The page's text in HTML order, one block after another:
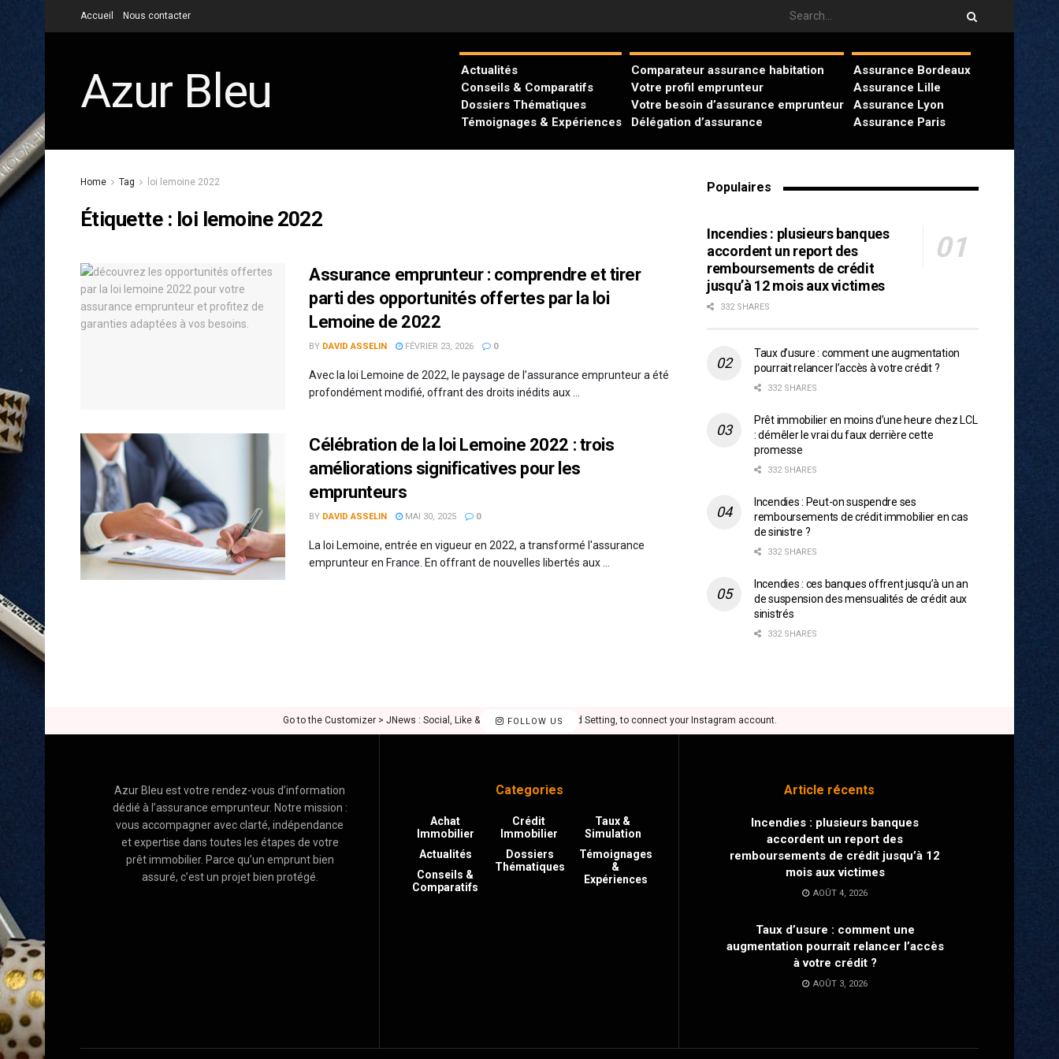
Accueil Nous contacter
Azur Bleu
Actualités
Conseils & Comparatifs
Dossiers Thématiques
Témoignages & Expériences
Comparateur assurance habitation
Votre profil emprunteur
Votre besoin d’assurance emprunteur
Délégation d’assurance
Assurance Bordeaux
Assurance Lille
Assurance Lyon
Assurance Paris
Home Tag loi lemoine 2022
Étiquette : loi lemoine 2022
Assurance emprunteur : comprendre et tirer
parti des opportunités offertes par la loi
Lemoine de 2022
BY DAVID ASSELIN FÉVRIER 23, 2026 0
Avec la loi Lemoine de 2022, le paysage de l’assurance emprunteur a été
profondément modifié, offrant des droits inédits aux ...
Célébration de la loi Lemoine 2022 : trois
améliorations significatives pour les
emprunteurs
BY DAVID ASSELIN MAI 30, 2025 0
La loi Lemoine, entrée en vigueur en 2022, a transformé l'assurance
emprunteur en France. En offrant de nouvelles libertés aux ...
Populaires
Incendies : plusieurs banques
accordent un report des
remboursements de crédit
jusqu’à 12 mois aux victimes
332 SHARES
Taux d’usure : comment une augmentation
pourrait relancer l’accès à votre crédit ?
332 SHARES
Prêt immobilier en moins d’une heure chez LCL
: démêler le vrai du faux derrière cette
promesse
332 SHARES
Incendies : Peut-on suspendre ses
remboursements de crédit immobilier en cas
de sinistre ?
332 SHARES
Incendies : ces banques offrent jusqu’à un an
de suspension des mensualités de crédit aux
sinistrés
332 SHARES
FOLLOW US
Go to the Customizer > JNews : Social, Like & View > Instagram Feed Setting, to connect your Instagram account.
Azur Bleu est votre rendez-vous d’information
dédié à l’assurance emprunteur. Notre mission :
vous accompagner avec clarté, indépendance
et expertise dans toutes les étapes de votre
prêt immobilier. Parce qu’un emprunt bien
assuré, c’est un projet bien protégé.
Categories
Achat
Immobilier
Actualités
Conseils &
Comparatifs
Crédit
Immobilier
Dossiers
Thématiques
Taux &
Simulation
Témoignages
&
Expériences
Article récents
Incendies : plusieurs banques
accordent un report des
remboursements de crédit jusqu’à 12
mois aux victimes
AOÛT 4, 2026
Taux d’usure : comment une
augmentation pourrait relancer l’accès
à votre crédit ?
AOÛT 3, 2026